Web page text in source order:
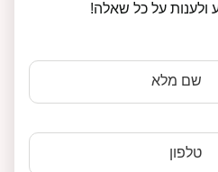
על כל שאלה!
שם מלא
טלפון